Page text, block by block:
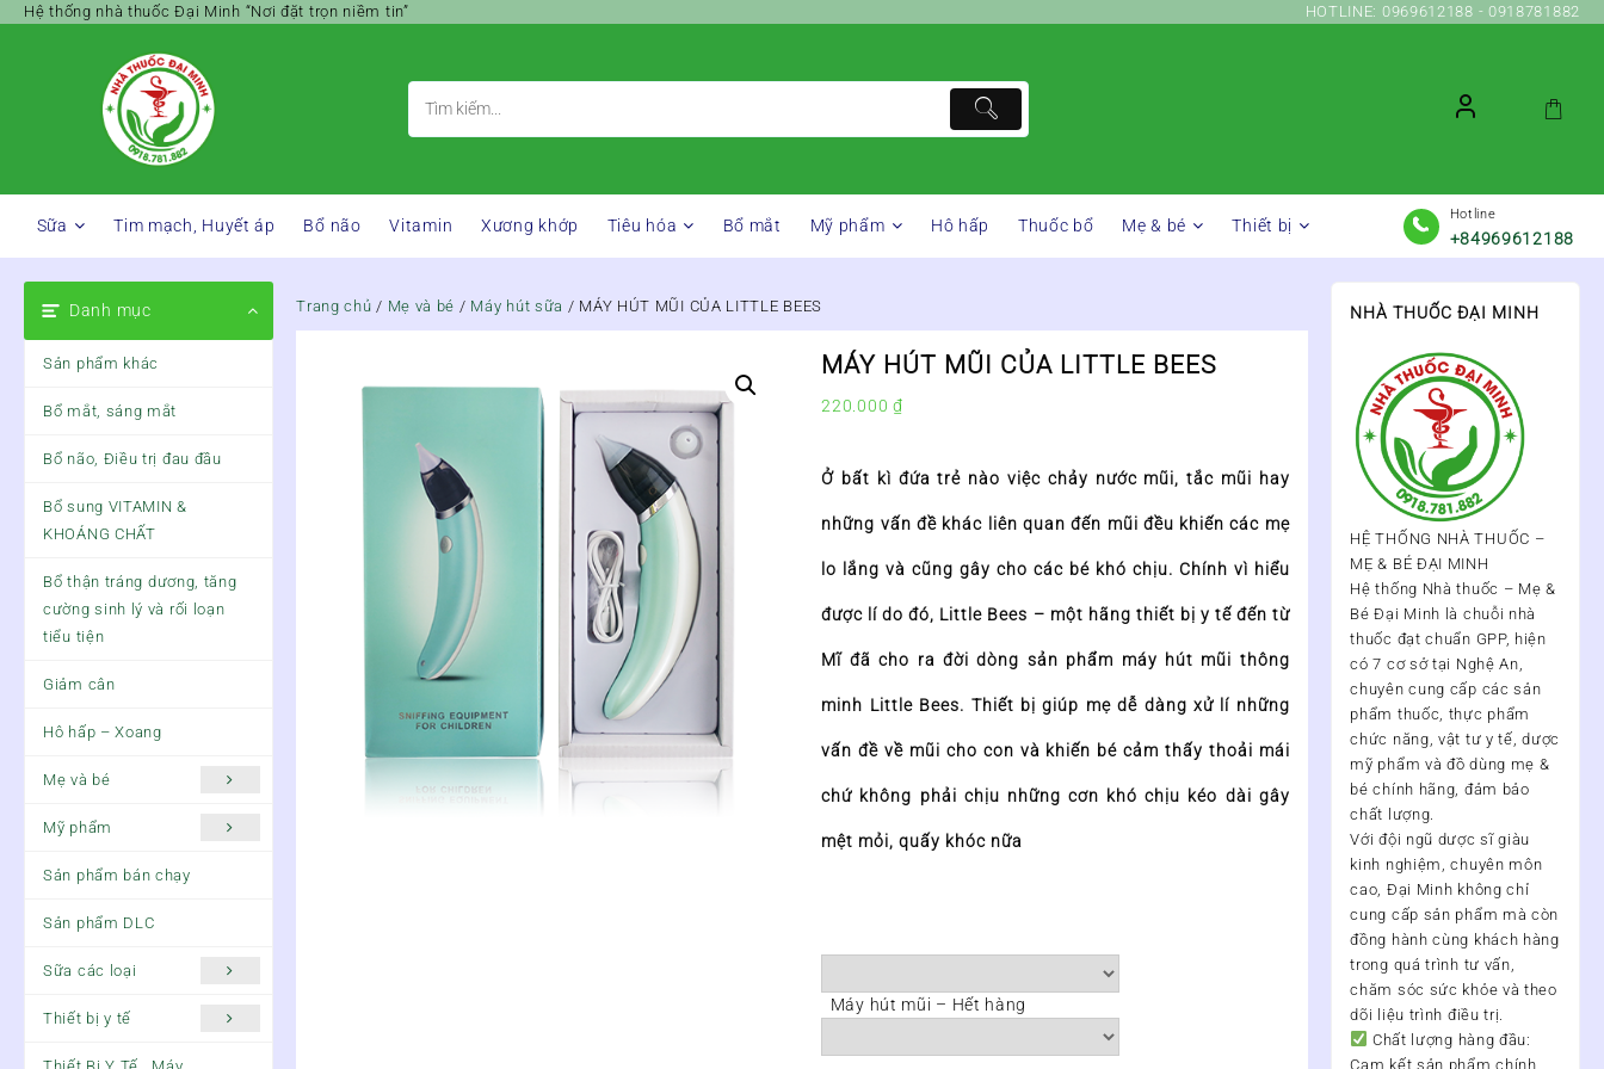
SkipHệ thống nhà thuốc Đại Minh “Nơi đặt trọn niềm tin” HOTLINE: 0969612188 - 0918781882
Sữa Tim mạch, Huyết áp Bổ não Vitamin Xương khớp Tiêu hóa Bổ mắt Mỹ phẩm Hô hấp Thuốc bổ Mẹ & bé Thiết bị
Hotline
+84969612188
Danh mục
Sản phẩm khác
Bổ mắt, sáng mắt
Bổ não, Điều trị đau đầu
Bổ sung VITAMIN &
KHOÁNG CHẤT
Bổ thận tráng dương, tăng
cường sinh lý và rối loạn
tiểu tiện
Giảm cân
Hô hấp – Xoang
Mẹ và bé
Mỹ phẩm
Sản phẩm bán chạy
Sản phẩm DLC
Sữa các loại
Thiết bị y tế
Trang chủ / Mẹ và bé / Máy hút sữa / MÁY HÚT MŨI CỦA LITTLE BEES
MÁY HÚT MŨI CỦA LITTLE BEES
220.000 ₫
Ở bất kì đứa trẻ nào việc chảy nước mũi, tắc mũi hay
những vấn đề khác liên quan đến mũi đều khiến các mẹ
lo lắng và cũng gây cho các bé khó chịu. Chính vì hiểu
được lí do đó, Little Bees – một hãng thiết bị y tế đến từ
Mĩ đã cho ra đời dòng sản phẩm máy hút mũi thông
minh Little Bees. Thiết bị giúp mẹ dễ dàng xử lí những
vấn đề về mũi cho con và khiến bé cảm thấy thoải mái
chứ không phải chịu những cơn khó chịu kéo dài gây
mệt mỏi, quấy khóc nữa
Máy hút mũi – Hết hàng
NHÀ THUỐC ĐẠI MINH
HỆ THỐNG NHÀ THUỐC –
MẸ & BÉ ĐẠI MINH
Hệ thống Nhà thuốc – Mẹ &
Bé Đại Minh là chuỗi nhà
thuốc đạt chuẩn GPP, hiện
có7 cơ sở tại Nghệ An,
chuyên cung cấp các sản
phẩm thuốc, thực phẩm
chức năng, vật tư y tế, dược
mỹ phẩm và đồ dùng mẹ &
bé chính hãng, đảm bảo
chất lượng.
Với đội ngũ dược sĩ giàu
kinh nghiệm, chuyên môn
cao, Đại Minh không chỉ
cung cấp sản phẩm mà còn
đồng hành cùng khách hàng
trong quá trình tư vấn,
chăm sóc sức khỏe và theo
dõi liệu trình điều trị.
Chất lượng hàng đầu:
Cam kết sản phẩm chính